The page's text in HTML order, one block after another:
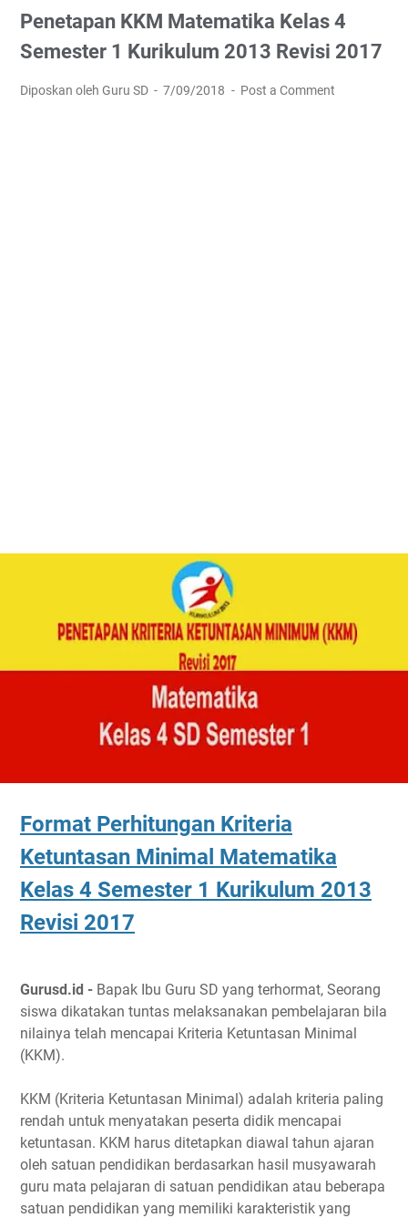
Penetapan KKM Matematika Kelas 4
Semester 1 Kurikulum 2013 Revisi 2017
Diposkan oleh Guru SD 7/09/2018 Post a Comment
Format Perhitungan Kriteria
Ketuntasan Minimal Matematika
Kelas 4 Semester 1 Kurikulum 2013
Revisi 2017
Gurusd.id - Bapak Ibu Guru SD yang terhormat, Seorang
siswa dikatakan tuntas melaksanakan pembelajaran bila
nilainya telah mencapai Kriteria Ketuntasan Minimal
(KKM).
KKM (Kriteria Ketuntasan Minimal) adalah kriteria paling
rendah untuk menyatakan peserta didik mencapai
ketuntasan. KKM harus ditetapkan diawal tahun ajaran
oleh satuan pendidikan berdasarkan hasil musyawarah
guru mata pelajaran di satuan pendidikan atau beberapa
satuan pendidikan yang memiliki karakteristik yang